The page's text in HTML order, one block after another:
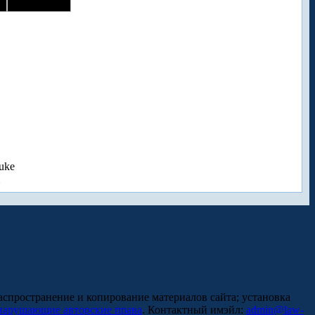
и копирование материалов сайта; установка
авторские права. Контактный имэйл: admin@law-